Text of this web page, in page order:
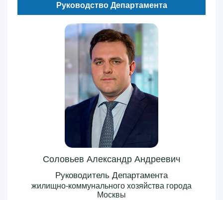
Руководство Департамента
Соловьев Александр Андреевич
Руководитель Департамента
жилищно-коммунального хозяйства города
Москвы